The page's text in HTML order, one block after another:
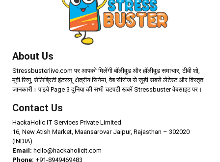
About Us
Stressbusterlive.com पर आपको मिलेंगी बॉलीवुड और हॉलीवुड समाचार, टीवी शो,
मूवी रिव्यु, सेलिब्रिटी इंटरव्यू, क्षेत्रीय सिनेमा, वेब सीरीज से जुड़ी सबसे लेटेस्ट और विस्तृत
जानकारी। पाइये Page 3 दुनिया की सभी चटपटी खबरें Stressbuster वेबसाइट पर।
Contact Us
HackaHolic IT Services Private Limited
16, New Atish Market, Maansarovar Jaipur, Rajasthan – 302020
(INDIA)
Email: hello@hackaholicit.com
Phone: +91-8949469483